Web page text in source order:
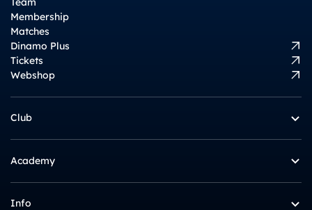
Membership
Matches
Dinamo Plus
Tickets
Webshop
Club
Academy
Info